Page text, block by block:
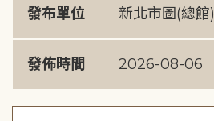
發布單位 新北市圖(總館)
發佈時間 2026-08-06